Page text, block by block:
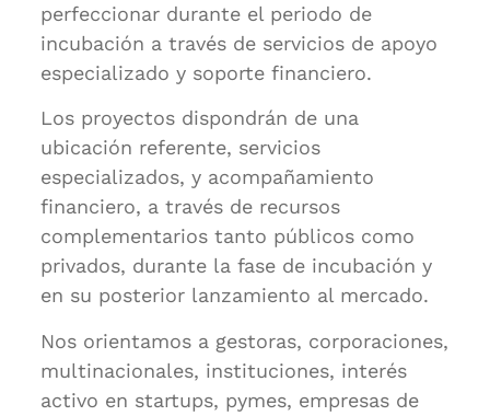
perfeccionar durante el periodo de
incubación a través de servicios de apoyo
especializado y soporte financiero.
Los proyectos dispondrán de una
ubicación referente, servicios
especializados, y acompañamiento
financiero, a través de recursos
complementarios tanto públicos como
privados, durante la fase de incubación y
en su posterior lanzamiento al mercado.
Nos orientamos a gestoras, corporaciones,
multinacionales, instituciones, interés
activo en startups, pymes, empresas de